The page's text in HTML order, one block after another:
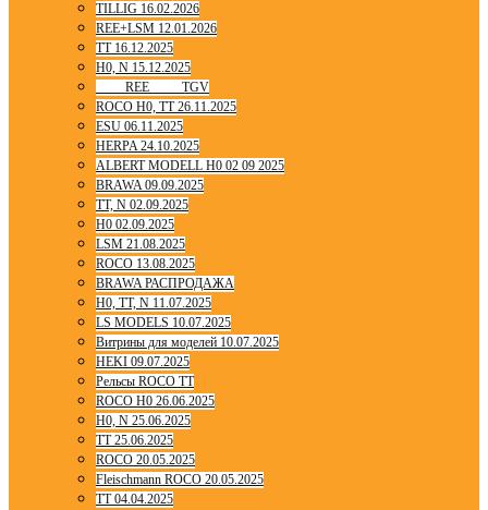
TILLIG 16.02.2026
REE+LSM 12.01.2026
TT 16.12.2025
H0, N 15.12.2025
____ REE ____ TGV
ROCO H0, TT 26.11.2025
ESU 06.11.2025
HERPA 24.10.2025
ALBERT MODELL H0 02 09 2025
BRAWA 09.09.2025
TT, N 02.09.2025
H0 02.09.2025
LSM 21.08.2025
ROCO 13.08.2025
BRAWA РАСПРОДАЖА
H0, TT, N 11.07.2025
LS MODELS 10.07.2025
Витрины для моделей 10.07.2025
HEKI 09.07.2025
Рельсы ROCO TT
ROCO H0 26.06.2025
H0, N 25.06.2025
TT 25.06.2025
ROCO 20.05.2025
Fleischmann ROCO 20.05.2025
TT 04.04.2025